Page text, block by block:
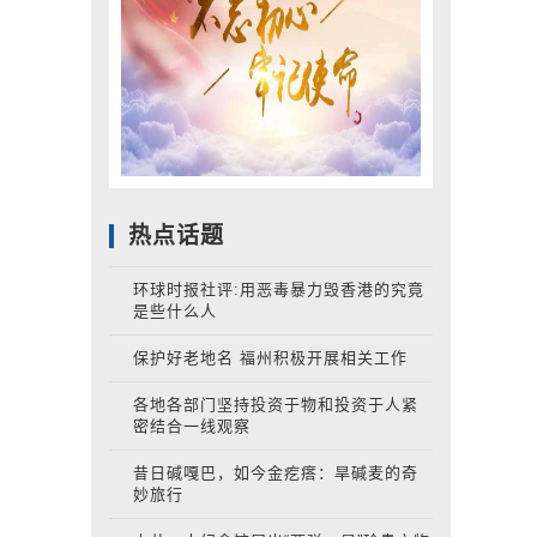
热点话题
环球时报社评:用恶毒暴力毁香港的究竟
是些什么人
保护好老地名 福州积极开展相关工作
各地各部门坚持投资于物和投资于人紧
密结合一线观察
昔日碱嘎巴，如今金疙瘩：旱碱麦的奇
妙旅行